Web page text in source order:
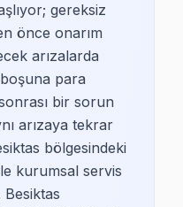
genel olarak görsel
yerli üretime ve
gereksiz
önce onarım
arızalarda
para
bir sorun
arızaya tekrar
bölgesindeki
kurumsal servis